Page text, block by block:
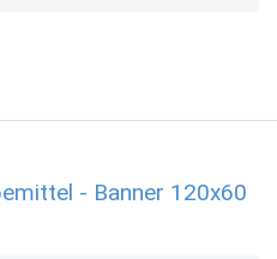
- Banner 120x60